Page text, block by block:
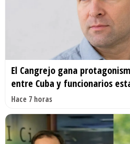
El Cangrejo gana
entre Cuba y funcionarios
Hace 7 horas